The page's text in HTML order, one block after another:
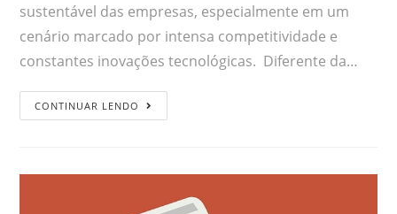
sustentável das empresas, especialmente em um
cenário marcado por intensa competitividade e
constantes inovações tecnológicas. Diferente da…
CONTINUAR LENDO